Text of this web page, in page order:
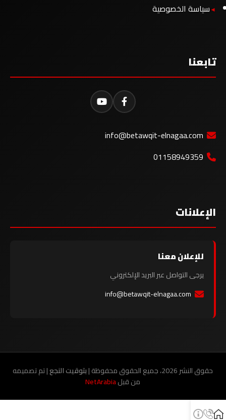
سياسة الخصوصية
تابعنا
info@betawqit-elnagaa.com
01158949359
الإعلانات
للإعلان معنا
يرجى التواصل عبر البريد الإلكتروني
info@betawqit-elnagaa.com
حقوق النشر 2026، جميع الحقوق محفوظة | بتوقيت النجع| تم تصميمه
من قبلNetArabia